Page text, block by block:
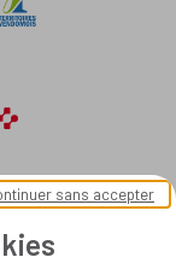
sans accepter